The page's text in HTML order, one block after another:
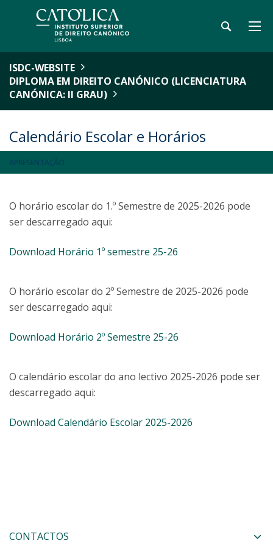
ISDC-WEBSITE
DIPLOMA EM DIREITO CANÓNICO (LICENCIATURA
CANÓNICA: II GRAU)
Calendário Escolar e Horários
APRESENTAÇÃO
O horário escolar do 1.º Semestre de 2025-2026 pode
ser descarregado aqui:
Download Horário 1º semestre 25-26
O horário escolar do 2º Semestre de 2025-2026 pode
ser descarregado aqui:
Download Horário 2º Semestre 25-26
O calendário escolar do ano lectivo 2025-2026 pode ser
descarregado aqui:
Download Calendário Escolar 2025-2026
CONTACTOS